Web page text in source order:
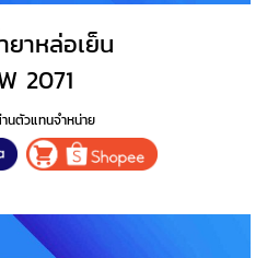
ยาหล่อเย็น
2071
นตัวแทนจำหน่าย